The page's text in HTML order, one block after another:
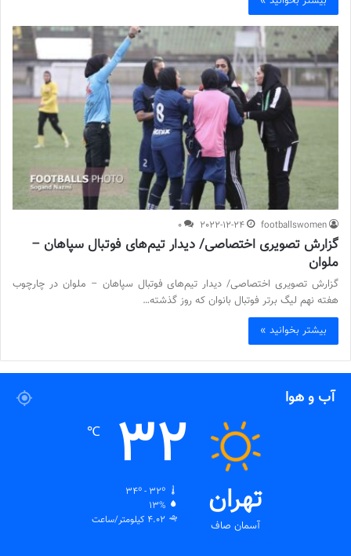
footballswomen
2022-12-24
0
گزارش تصویری اختصاصی/ دیدار تیم‌های فوتبال سپاهان –
ملوان
گزارش تصویری اختصاصی/ دیدار تیم‌های فوتبال سپاهان – ملوان در چارچوب
هفته نهم لیگ برتر فوتبال بانوان که روز گذشته…
بیشتر بخوانید »
آب و هوا
تهران
آسمان صاف
32
℃
34º - 32º
13%
4.02 کیلومتر/ساعت